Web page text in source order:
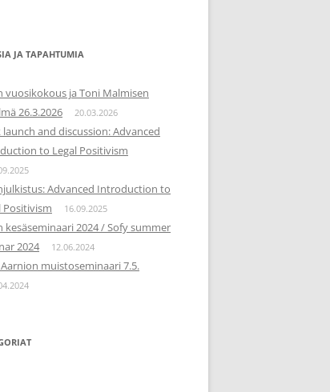
JA TAPAHTUMIA
vuosikokous ja Toni Malmisen
26.3.2026
20.03.2026
launch and discussion: Advanced
to Legal Positivism
Advanced Introduction to
Positivism
16.09.2025
kesäseminaari 2024 / Sofy summer
2024
12.06.2024
muistoseminaari 7.5.